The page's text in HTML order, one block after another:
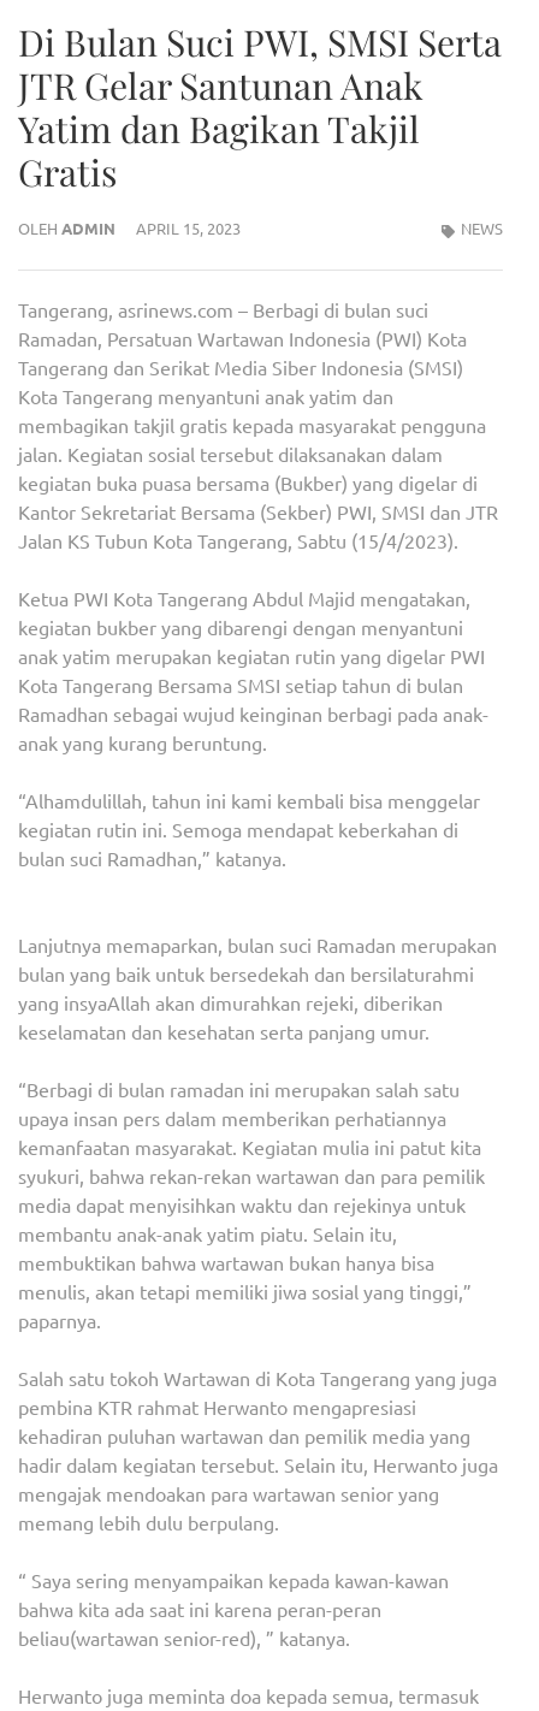
Di Bulan Suci PWI, SMSI Serta
JTR Gelar Santunan Anak
Yatim dan Bagikan Takjil
Gratis
OLEH ADMIN APRIL 15, 2023 NEWS
Tangerang, asrinews.com – Berbagi di bulan suci
Ramadan, Persatuan Wartawan Indonesia (PWI) Kota
Tangerang dan Serikat Media Siber Indonesia (SMSI)
Kota Tangerang menyantuni anak yatim dan
membagikan takjil gratis kepada masyarakat pengguna
jalan. Kegiatan sosial tersebut dilaksanakan dalam
kegiatan buka puasa bersama (Bukber) yang digelar di
Kantor Sekretariat Bersama (Sekber) PWI, SMSI dan JTR
Jalan KS Tubun Kota Tangerang, Sabtu (15/4/2023).
Ketua PWI Kota Tangerang Abdul Majid mengatakan,
kegiatan bukber yang dibarengi dengan menyantuni
anak yatim merupakan kegiatan rutin yang digelar PWI
Kota Tangerang Bersama SMSI setiap tahun di bulan
Ramadhan sebagai wujud keinginan berbagi pada anak-
anak yang kurang beruntung.
“Alhamdulillah, tahun ini kami kembali bisa menggelar
kegiatan rutin ini. Semoga mendapat keberkahan di
bulan suci Ramadhan,” katanya.
Lanjutnya memaparkan, bulan suci Ramadan merupakan
bulan yang baik untuk bersedekah dan bersilaturahmi
yang insyaAllah akan dimurahkan rejeki, diberikan
keselamatan dan kesehatan serta panjang umur.
“Berbagi di bulan ramadan ini merupakan salah satu
upaya insan pers dalam memberikan perhatiannya
kemanfaatan masyarakat. Kegiatan mulia ini patut kita
syukuri, bahwa rekan-rekan wartawan dan para pemilik
media dapat menyisihkan waktu dan rejekinya untuk
membantu anak-anak yatim piatu. Selain itu,
membuktikan bahwa wartawan bukan hanya bisa
menulis, akan tetapi memiliki jiwa sosial yang tinggi,”
paparnya.
Salah satu tokoh Wartawan di Kota Tangerang yang juga
pembina KTR rahmat Herwanto mengapresiasi
kehadiran puluhan wartawan dan pemilik media yang
hadir dalam kegiatan tersebut. Selain itu, Herwanto juga
mengajak mendoakan para wartawan senior yang
memang lebih dulu berpulang.
“ Saya sering menyampaikan kepada kawan-kawan
bahwa kita ada saat ini karena peran-peran
beliau(wartawan senior-red), ” katanya.
Herwanto juga meminta doa kepada semua, termasuk